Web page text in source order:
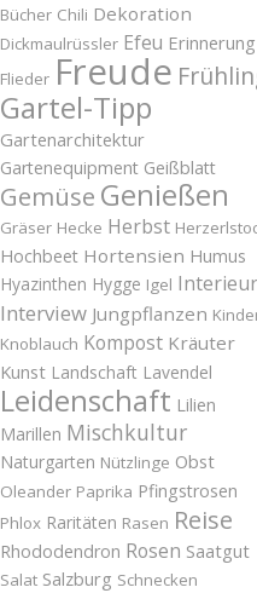
Bücher Chili Dekoration
Dickmaulrüssler Efeu Erinnerung
Flieder Freude
Gartel-Tipp
Gartenarchitektur
Gartenequipment Geißblatt
Gemüse Genießen
Gräser Hecke Herbst
Hochbeet Hortensien Humus
Hyazinthen Hygge Igel Interieur
Interview Jungpflanzen
Knoblauch Kompost Kräuter
Kunst Landschaft Lavendel
Leidenschaft Lilien
Marillen Mischkultur
Naturgarten Nützlinge Obst
Oleander Paprika Pfingstrosen
Phlox Raritäten Rasen Reise
Rhododendron Rosen Saatgut
Salat Salzburg Schnecken